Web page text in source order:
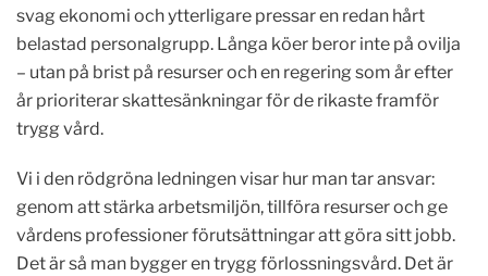
svag ekonomi och ytterligare pressar en redan hårt
belastad personalgrupp. Långa köer beror inte på ovilja
– utan på brist på resurser och en regering som år efter
år prioriterar skattesänkningar för de rikaste framför
trygg vård.
Vi i den rödgröna ledningen visar hur man tar ansvar:
genom att stärka arbetsmiljön, tillföra resurser och ge
vårdens professioner förutsättningar att göra sitt jobb.
Det är så man bygger en trygg förlossningsvård. Det är